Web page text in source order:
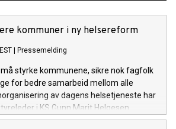
kommuner i ny helsereform
Pressemelding
styrke kommunene, sikre nok fagfolk
for bedre samarbeid mellom alle
av dagens helsetjeneste har
i KS Gunn Marit Helgesen.